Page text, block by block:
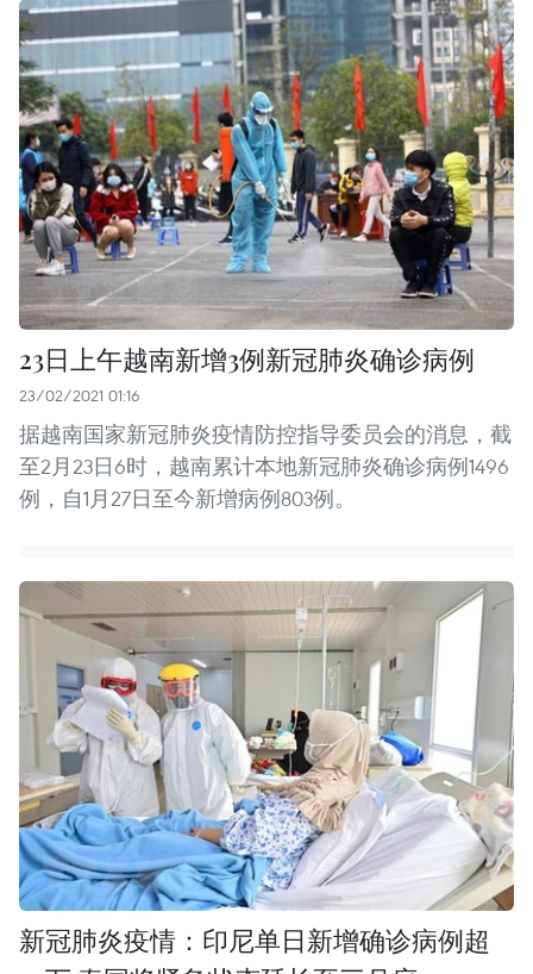
23日上午越南新增3例新冠肺炎确诊病例
23/02/2021 01:16
据越南国家新冠肺炎疫情防控指导委员会的消息，截
至2月23日6时，越南累计本地新冠肺炎确诊病例1496
例，自1月27日至今新增病例803例。
新冠肺炎疫情：印尼单日新增确诊病例超